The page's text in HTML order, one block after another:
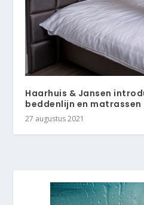
Haarhuis & Jansen
beddenlijn en matrassen
27 augustus 2021